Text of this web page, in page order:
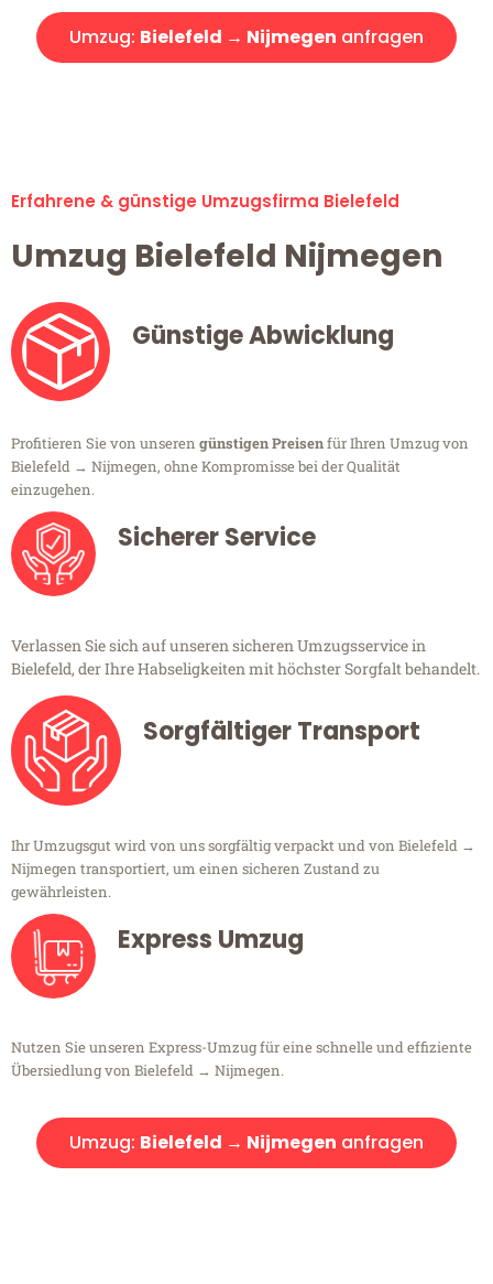
Umzug: Bielefeld → Nijmegen anfragen
Erfahrene & günstige Umzugsfirma Bielefeld
Umzug Bielefeld Nijmegen
Günstige Abwicklung
Profitieren Sie von unseren günstigen Preisenfür Ihren Umzug von
Bielefeld → Nijmegen, ohne Kompromisse bei der Qualität
einzugehen.
Sicherer Service
Verlassen Sie sich auf unseren sicheren Umzugsservice in
Bielefeld, der Ihre Habseligkeiten mit höchster Sorgfalt behandelt.
Sorgfältiger Transport
Ihr Umzugsgut wird von uns sorgfältig verpackt und von Bielefeld →
Nijmegen transportiert, um einen sicheren Zustand zu
gewährleisten.
Express Umzug
Nutzen Sie unseren Express-Umzug für eine schnelle und effiziente
Übersiedlung von Bielefeld → Nijmegen.
Umzug: Bielefeld → Nijmegen anfragen